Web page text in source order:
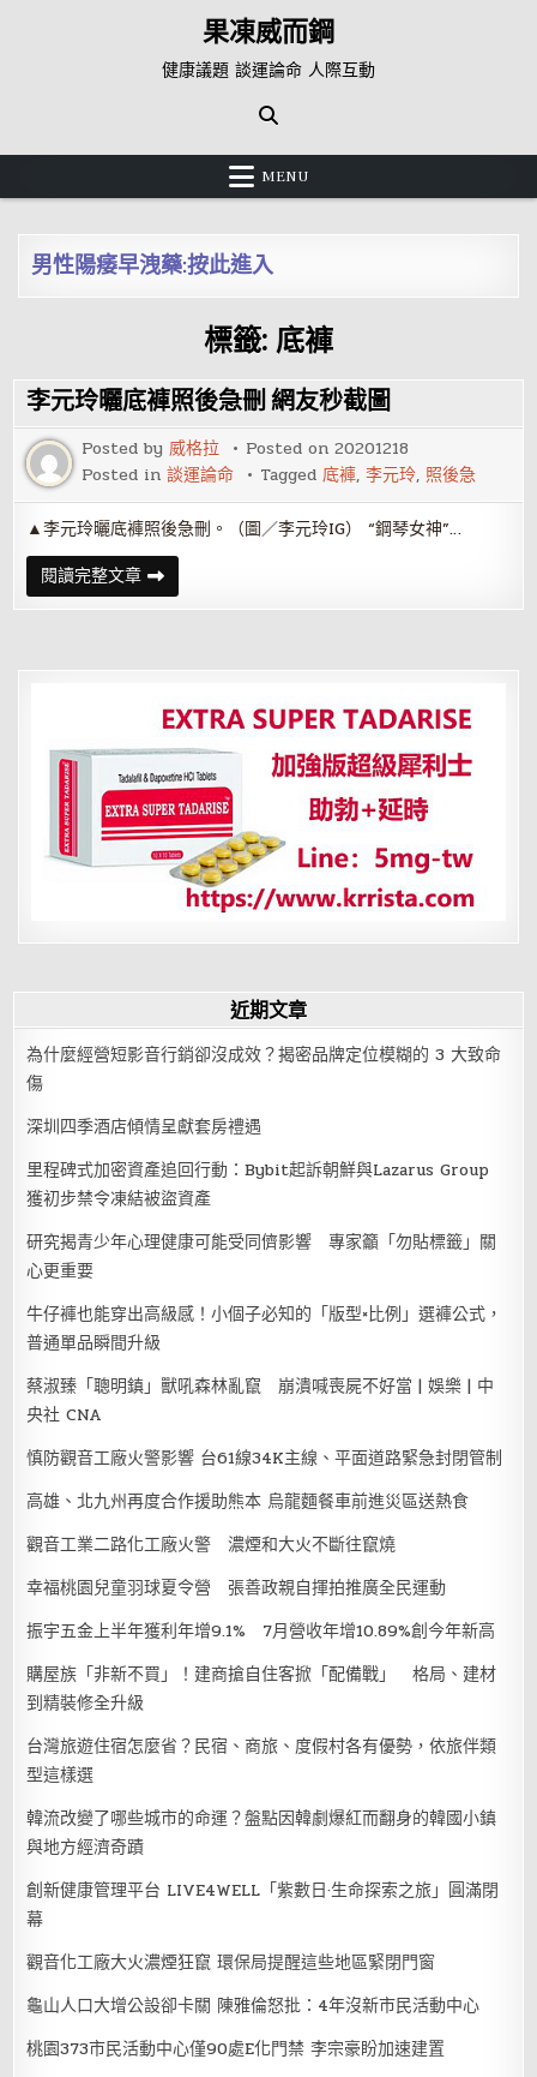
果凍威而鋼
健康議題 談運論命 人際互動
MENU
男性陽痿早洩藥:按此進入
標籤: 底褲
李元玲曬底褲照後急刪 網友秒截圖
Posted by威格拉 Posted on20201218
Posted in談運論命 Tagged底褲,李元玲, 照後急
▲李元玲曬底褲照後急刪。（圖／李元玲IG） “鋼琴女神”…
閱讀完整文章李
元
玲
照
刪
網
友
秒
截
圖
近期文章
為什麼經營短影音行銷卻沒成效？揭密品牌定位模糊的 3 大致命
傷
深圳四季酒店傾情呈獻套房禮遇
里程碑式加密資產追回行動：Bybit起訴朝鮮與Lazarus Group
獲初步禁令凍結被盜資產
研究揭青少年心理健康可能受同儕影響 專家籲「勿貼標籤」關
心更重要
牛仔褲也能穿出高級感！小個子必知的「版型×比例」選褲公式，
普通單品瞬間升級
蔡淑臻「聰明鎮」獸吼森林亂竄 崩潰喊喪屍不好當 | 娛樂 | 中
央社 CNA
慎防觀音工廠火警影響 台61線34K主線、平面道路緊急封閉管制
高雄、北九州再度合作援助熊本 烏龍麵餐車前進災區送熱食
觀音工業二路化工廠火警 濃煙和大火不斷往竄燒
幸福桃園兒童羽球夏令營 張善政親自揮拍推廣全民運動
振宇五金上半年獲利年增9.1% 7月營收年增10.89%創今年新高
購屋族「非新不買」！建商搶自住客掀「配備戰」 格局、建材
到精裝修全升級
台灣旅遊住宿怎麼省？民宿、商旅、度假村各有優勢，依旅伴類
型這樣選
韓流改變了哪些城市的命運？盤點因韓劇爆紅而翻身的韓國小鎮
與地方經濟奇蹟
創新健康管理平台 LIVE4WELL「紫數日·生命探索之旅」圓滿閉
幕
觀音化工廠大火濃煙狂竄 環保局提醒這些地區緊閉門窗
龜山人口大增公設卻卡關 陳雅倫怒批：4年沒新市民活動中心
桃園373市民活動中心僅90處E化門禁 李宗豪盼加速建置